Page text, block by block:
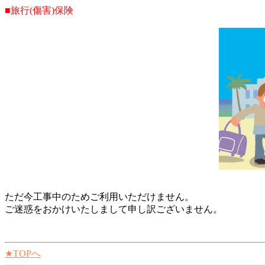
■旅行(傷害)保険
ただ今工事中のためご利用いただけません。
ご迷惑をおかけいたしまして申し訳ございません。
★TOPへ